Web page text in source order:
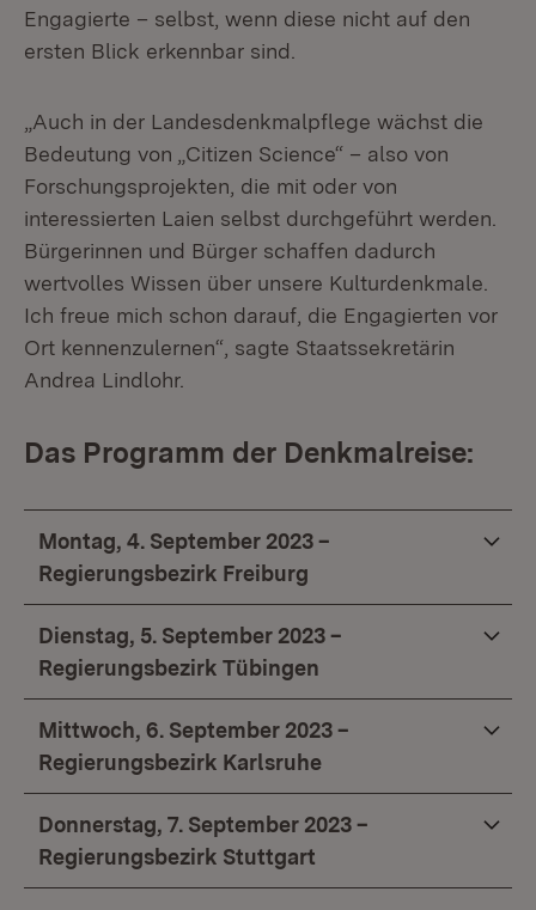
Engagierte – selbst, wenn diese nicht auf den
ersten Blick erkennbar sind.
„Auch in der Landesdenkmalpflege wächst die
Bedeutung von „Citizen Science“ – also von
Forschungsprojekten, die mit oder von
interessierten Laien selbst durchgeführt werden.
Bürgerinnen und Bürger schaffen dadurch
wertvolles Wissen über unsere Kulturdenkmale.
Ich freue mich schon darauf, die Engagierten vor
Ort kennenzulernen“, sagte Staatssekretärin
Andrea Lindlohr.
Das Programm der Denkmalreise:
Montag, 4. September 2023 –
Regierungsbezirk Freiburg
Dienstag, 5. September 2023 –
Regierungsbezirk Tübingen
Mittwoch, 6. September 2023 –
Regierungsbezirk Karlsruhe
Donnerstag, 7. September 2023 –
Regierungsbezirk Stuttgart